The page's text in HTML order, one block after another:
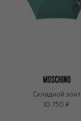
Складной зонт
10 750 ₽